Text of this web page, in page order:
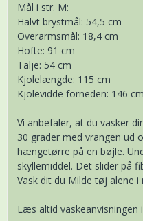
Mål i str. M:
Halvt brystmål: 54,5 cm
Overarmsmål: 18,4 cm
Hofte: 91 cm
Talje: 54 cm
Kjolelængde: 115 cm
Kjolevidde forneden: 146 cm
Vi anbefaler, at du vasker
30 grader med vrangen ud
hængetørre på en bøjle.
skyllemiddel. Det slider på
Vask dit du Milde tøj alene i
Læs altid vaskeanvisningen